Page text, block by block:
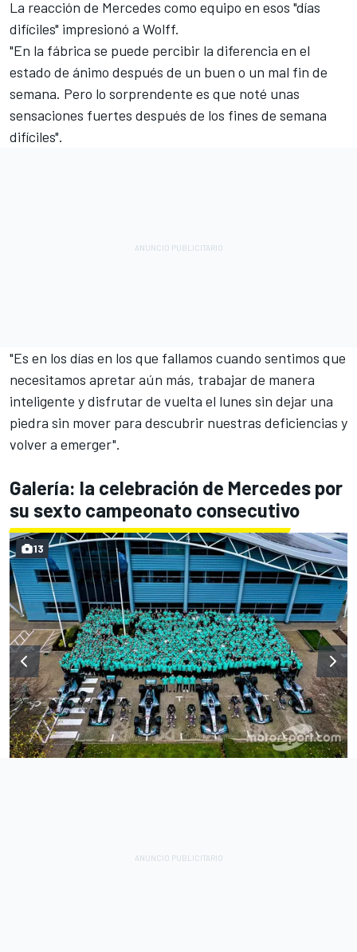
La reacción de Mercedes como equipo en esos "días
difíciles" impresionó a Wolff.
"En la fábrica se puede percibir la diferencia en el
estado de ánimo después de un buen o un mal fin de
semana. Pero lo sorprendente es que noté unas
sensaciones fuertes después de los fines de semana
difíciles".
"Es en los días en los que fallamos cuando sentimos que
necesitamos apretar aún más, trabajar de manera
inteligente y disfrutar de vuelta el lunes sin dejar una
piedra sin mover para descubrir nuestras deficiencias y
volver a emerger".
Galería: la celebración de Mercedes por
su sexto campeonato consecutivo
13